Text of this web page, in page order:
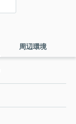
周辺環境